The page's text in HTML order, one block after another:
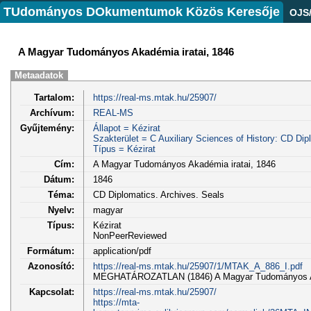
TUdományos DOkumentumok Közös Keresője
A Magyar Tudományos Akadémia iratai, 1846
Metaadatok
Tartalom:
https://real-ms.mtak.hu/25907/
Archívum:
REAL-MS
Gyűjtemény:
Állapot = Kézirat
Szakterület = C Auxiliary Sciences of History: CD
Típus = Kézirat
Cím:
A Magyar Tudományos Akadémia iratai, 1846
Dátum:
1846
Téma:
CD Diplomatics. Archives. Seals
Nyelv:
magyar
Típus:
Kézirat
NonPeerReviewed
Formátum:
application/pdf
Azonosító:
https://real-ms.mtak.hu/25907/1/MTAK_A_886_I.pdf
MEGHATÁROZATLAN (1846) A Magyar
Kapcsolat:
https://real-ms.mtak.hu/25907/
https://mta-